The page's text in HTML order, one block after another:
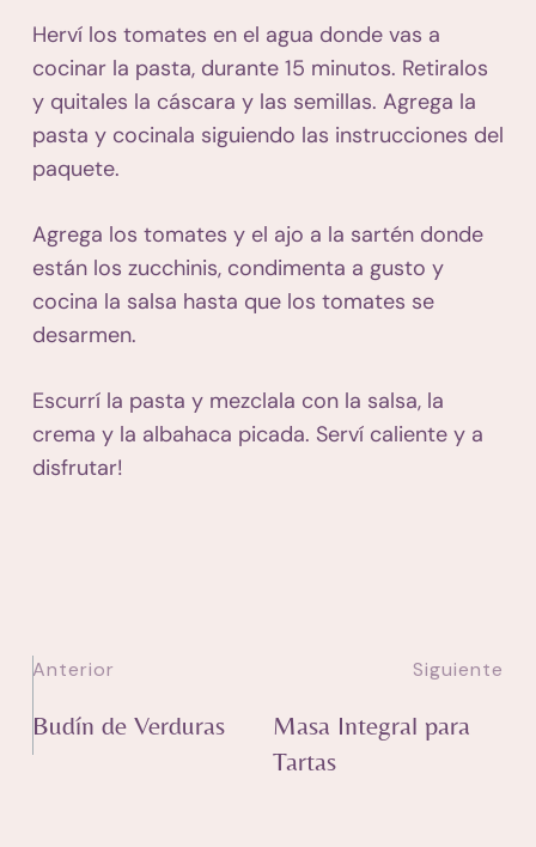
Herví los tomates en el agua donde vas a
cocinar la pasta, durante 15 minutos. Retiralos
y quitales la cáscara y las semillas. Agrega la
pasta y cocinala siguiendo las instrucciones del
paquete.
Agrega los tomates y el ajo a la sartén donde
están los zucchinis, condimenta a gusto y
cocina la salsa hasta que los tomates se
desarmen.
Escurrí la pasta y mezclala con la salsa, la
crema y la albahaca picada. Serví caliente y a
disfrutar!
Anterior Siguiente
Budín de Verduras
Masa Integral para
Tartas